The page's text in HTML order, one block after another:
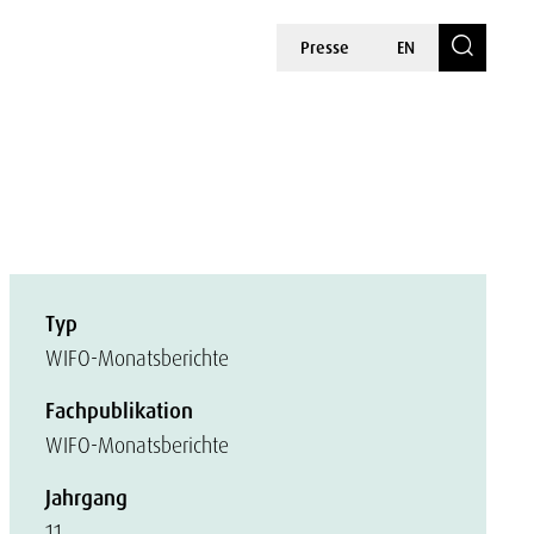
Presse EN
Typ
WIFO-Monatsberichte
Fachpublikation
WIFO-Monatsberichte
Jahrgang